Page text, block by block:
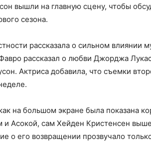
вышли на главную сцену, чтобы
сезона.
рассказала о сильном влиянии
рассказал о любви Джорджа
Актриса добавила, что съемки
на большом экране была показана
и Асокой, сам Хейден Кристенсен
о его возвращении прозвучало